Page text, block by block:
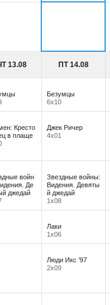
13.08 ПТ 14.08
Безумцы
6х10
Кресто
в плаще
Джек Ричер
4х01
войн
Де
джедай
Звездные войны:
Видения. Девяты
й джедай
1х08
Лаки
1х06
Люди Икс ’97
2х09